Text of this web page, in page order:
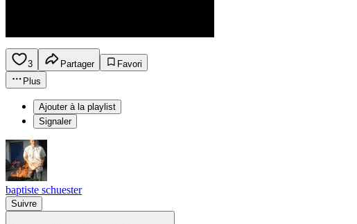
3 Partager
Favori
Plus
Ajouter à la playlist
Signaler
baptiste schuester
Suivre